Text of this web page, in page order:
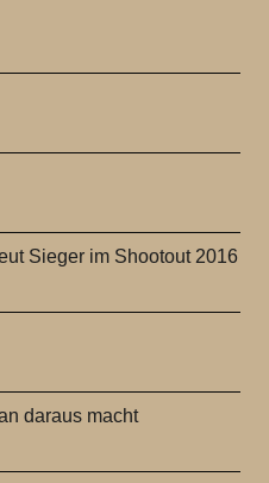
Sieger im Shootout 2016
daraus macht